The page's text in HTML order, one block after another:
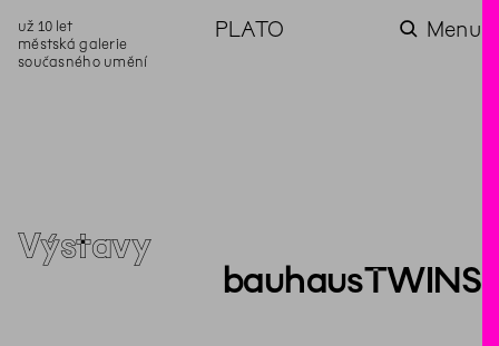
už 10 let
městská galerie
současného umění
PLATO Menu
Výstavy
bauhausTWINS